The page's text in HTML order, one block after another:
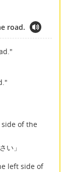
road.
of the
い」
left side of